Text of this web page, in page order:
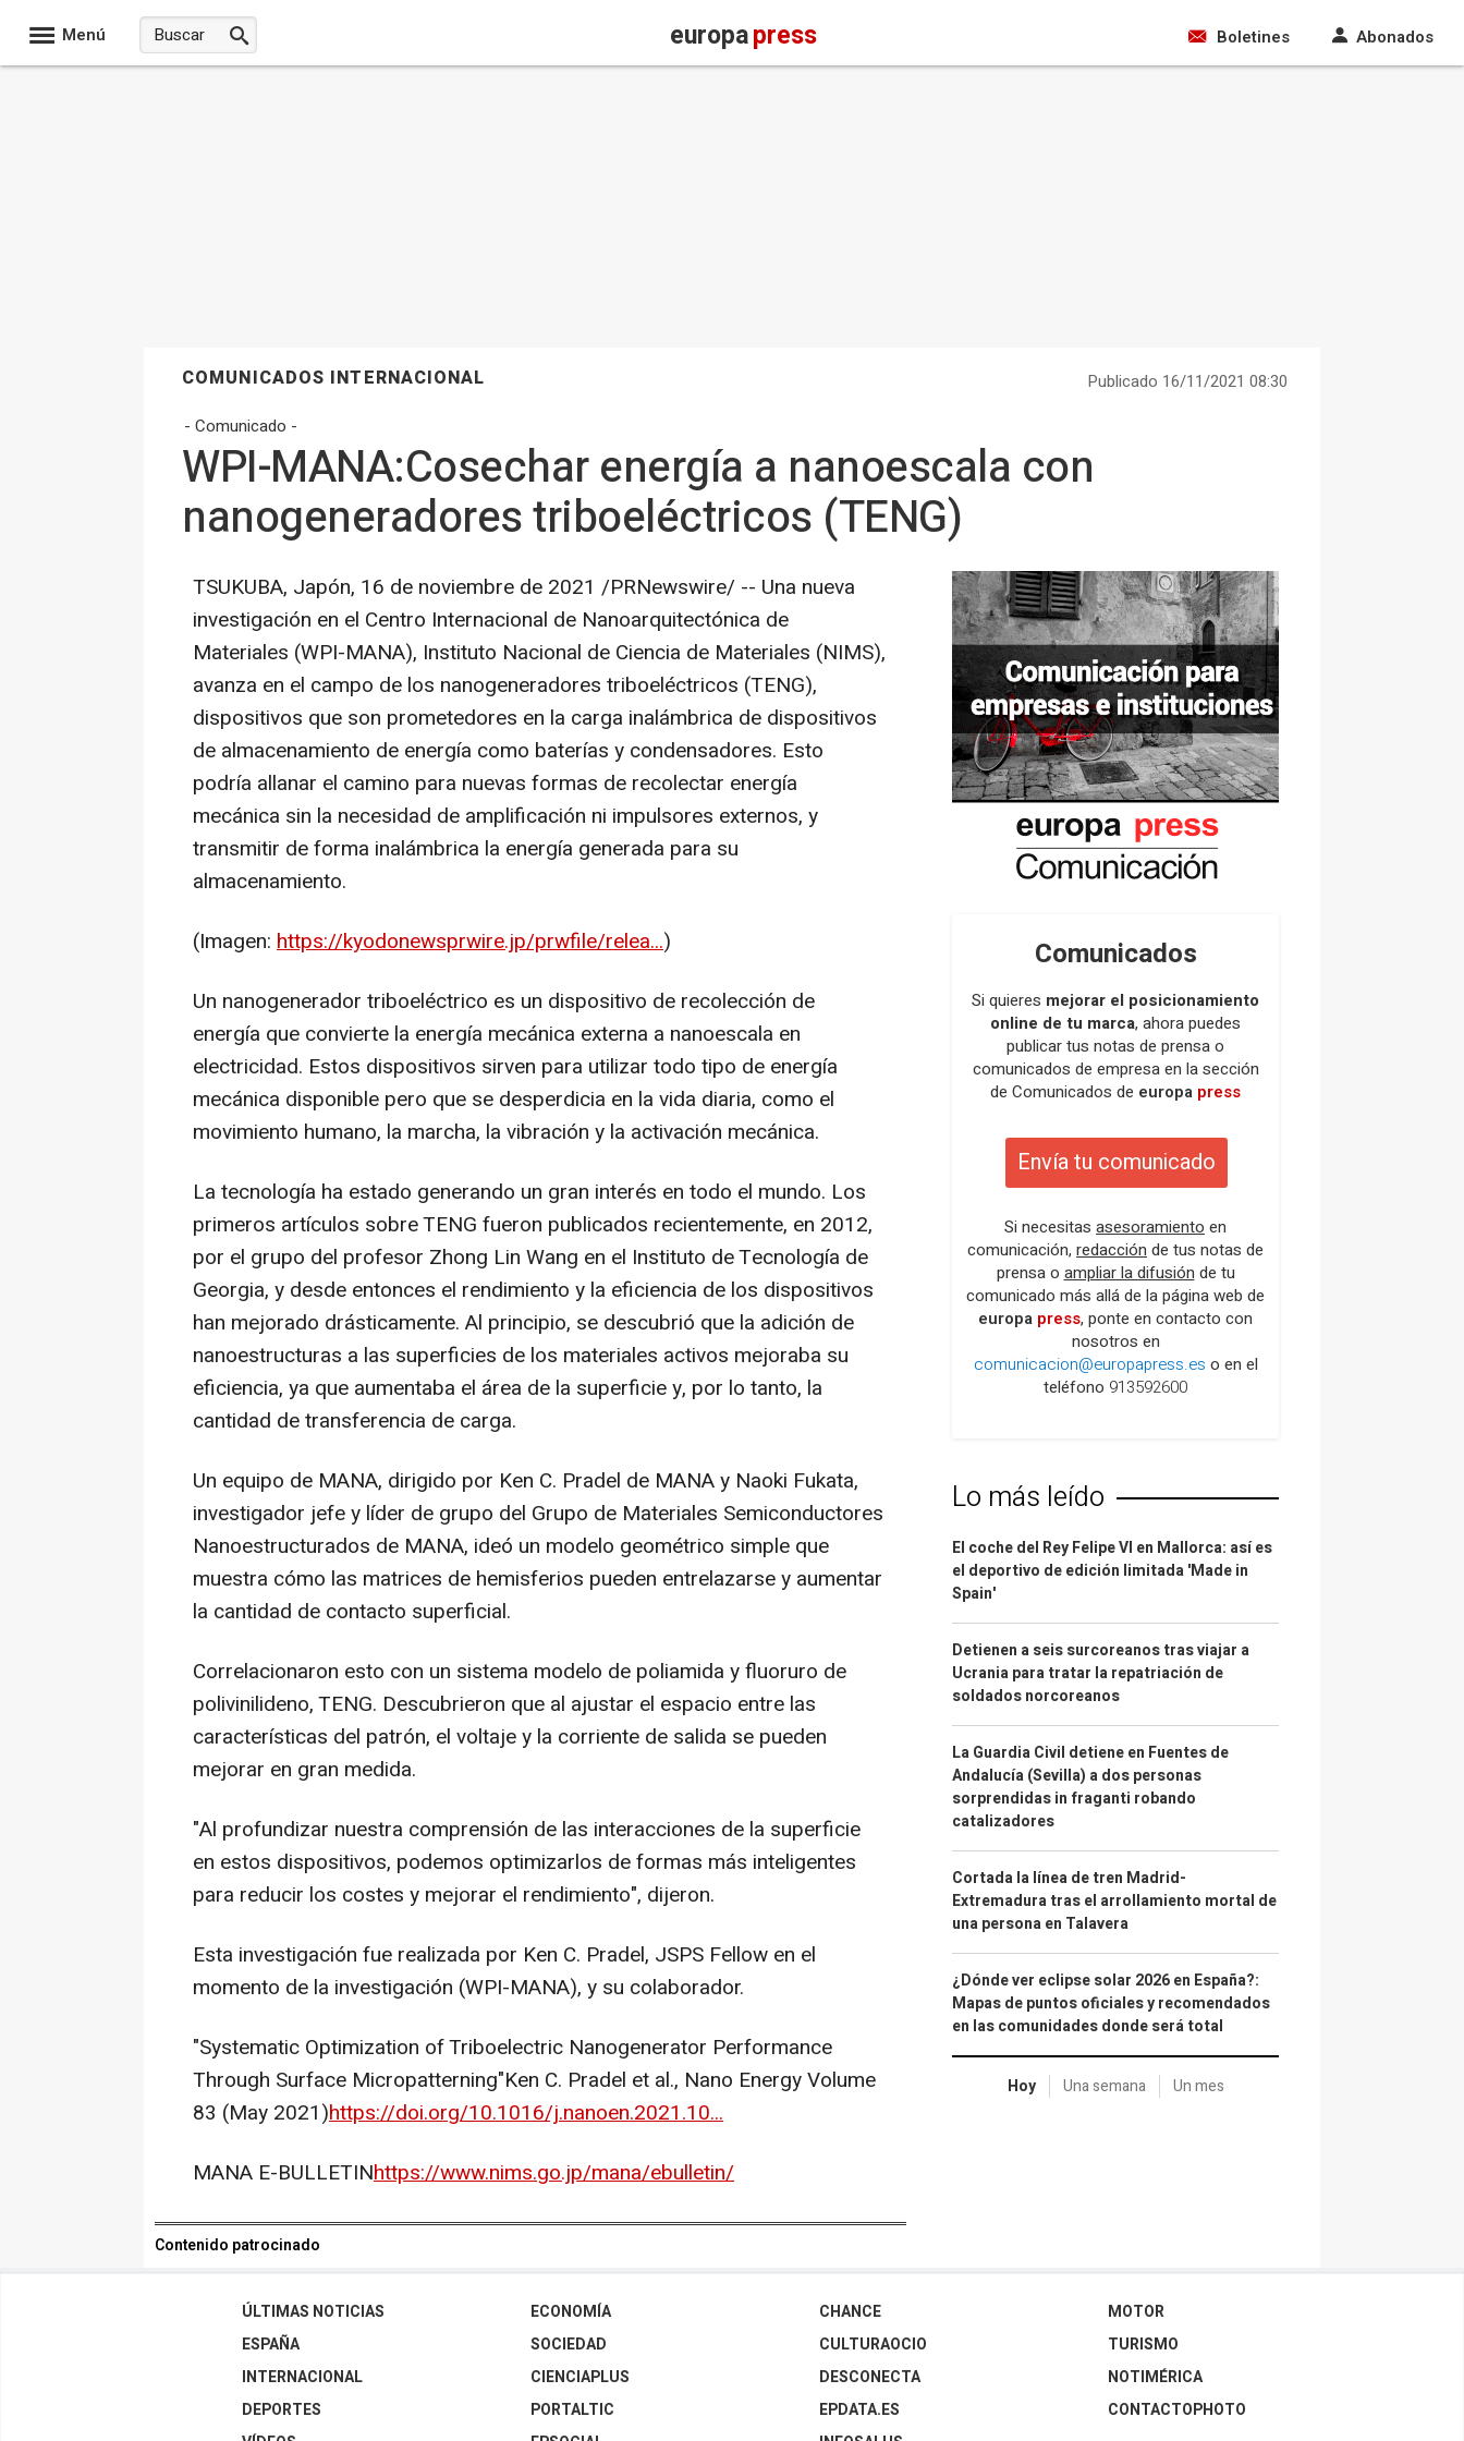
Menú europapress Boletines Abonados
COMUNICADOS INTERNACIONAL
Publicado 16/11/2021 08:30
- Comunicado -
WPI-MANA:Cosechar energía a nanoescala con
nanogeneradores triboeléctricos (TENG)
TSUKUBA, Japón, 16 de noviembre de 2021 /PRNewswire/ -- Una nueva
investigación en el Centro Internacional de Nanoarquitectónica de
Materiales (WPI-MANA), Instituto Nacional de Ciencia de Materiales (NIMS),
avanza en el campo de los nanogeneradores triboeléctricos (TENG),
dispositivos que son prometedores en la carga inalámbrica de dispositivos
de almacenamiento de energía como baterías y condensadores. Esto
podría allanar el camino para nuevas formas de recolectar energía
mecánica sin la necesidad de amplificación ni impulsores externos, y
transmitir de forma inalámbrica la energía generada para su
almacenamiento.
(Imagen: https://kyodonewsprwire.jp/prwfile/relea...)
Un nanogenerador triboeléctrico es un dispositivo de recolección de
energía que convierte la energía mecánica externa a nanoescala en
electricidad. Estos dispositivos sirven para utilizar todo tipo de energía
mecánica disponible pero que se desperdicia en la vida diaria, como el
movimiento humano, la marcha, la vibración y la activación mecánica.
La tecnología ha estado generando un gran interés en todo el mundo. Los
primeros artículos sobre TENG fueron publicados recientemente, en 2012,
por el grupo del profesor Zhong Lin Wang en el Instituto de Tecnología de
Georgia, y desde entonces el rendimiento y la eficiencia de los dispositivos
han mejorado drásticamente. Al principio, se descubrió que la adición de
nanoestructuras a las superficies de los materiales activos mejoraba su
eficiencia, ya que aumentaba el área de la superficie y, por lo tanto, la
cantidad de transferencia de carga.
Un equipo de MANA, dirigido por Ken C. Pradel de MANA y Naoki Fukata,
investigador jefe y líder de grupo del Grupo de Materiales Semiconductores
Nanoestructurados de MANA, ideó un modelo geométrico simple que
muestra cómo las matrices de hemisferios pueden entrelazarse y aumentar
la cantidad de contacto superficial.
Correlacionaron esto con un sistema modelo de poliamida y fluoruro de
polivinilideno, TENG. Descubrieron que al ajustar el espacio entre las
características del patrón, el voltaje y la corriente de salida se pueden
mejorar en gran medida.
"Al profundizar nuestra comprensión de las interacciones de la superficie
en estos dispositivos, podemos optimizarlos de formas más inteligentes
para reducir los costes y mejorar el rendimiento", dijeron.
Esta investigación fue realizada por Ken C. Pradel, JSPS Fellow en el
momento de la investigación (WPI-MANA), y su colaborador.
"Systematic Optimization of Triboelectric Nanogenerator Performance
Through Surface Micropatterning"Ken C. Pradel et al., Nano Energy Volume
83 (May 2021)https://doi.org/10.1016/j.nanoen.2021.10...
MANA E-BULLETINhttps://www.nims.go.jp/mana/ebulletin/
Contenido patrocinado
Comunicados
Si quieres mejorar el posicionamiento
online de tu marca, ahora puedes
publicar tus notas de prensa o
comunicados de empresa en la sección
de Comunicados de europa press
Envía tu comunicado
Si necesitas asesoramiento en
comunicación, redacción de tus notas de
prensa o ampliar la difusión de tu
comunicado más allá de la página web de
europa press, ponte en contacto con
nosotros en
comunicacion@europapress.es o en el
teléfono 913592600
Lo más leído
El coche del Rey Felipe VI en Mallorca: así es
el deportivo de edición limitada 'Made in
Spain'
Detienen a seis surcoreanos tras viajar a
Ucrania para tratar la repatriación de
soldados norcoreanos
La Guardia Civil detiene en Fuentes de
Andalucía (Sevilla) a dos personas
sorprendidas in fraganti robando
catalizadores
Cortada la línea de tren Madrid-
Extremadura tras el arrollamiento mortal de
una persona en Talavera
¿Dónde ver eclipse solar 2026 en España?:
Mapas de puntos oficiales y recomendados
en las comunidades donde será total
Hoy Una semana Un mes
ÚLTIMAS NOTICIAS
ESPAÑA
INTERNACIONAL
DEPORTES
ECONOMÍA
SOCIEDAD
CIENCIAPLUS
PORTALTIC
CHANCE
CULTURAOCIO
DESCONECTA
EPDATA.ES
MOTOR
TURISMO
NOTIMÉRICA
CONTACTOPHOTO